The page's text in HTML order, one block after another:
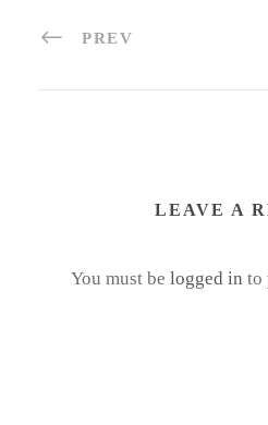
PREV
LEAVE A
You must be logged in to